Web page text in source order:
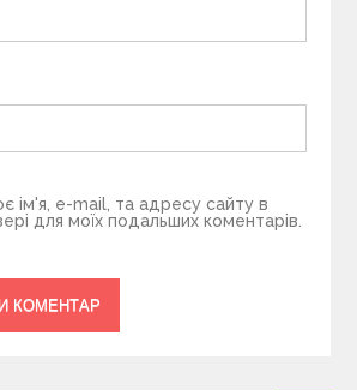
ім'я, e-mail, та адресу сайту в
для моїх подальших коментарів.